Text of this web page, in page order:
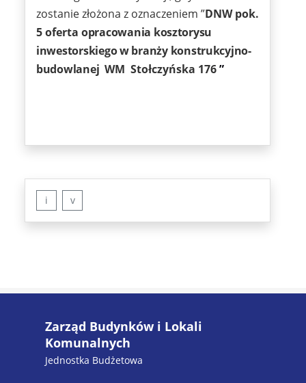
zostanie złożona z oznaczeniem ”DNW pok.
5 oferta opracowania kosztorysu
inwestorskiego w branży konstrukcyjno-
budowlanej WM Stołczyńska 176”
i v
Zarząd Budynków i Lokali
Komunalnych
Jednostka Budżetowa